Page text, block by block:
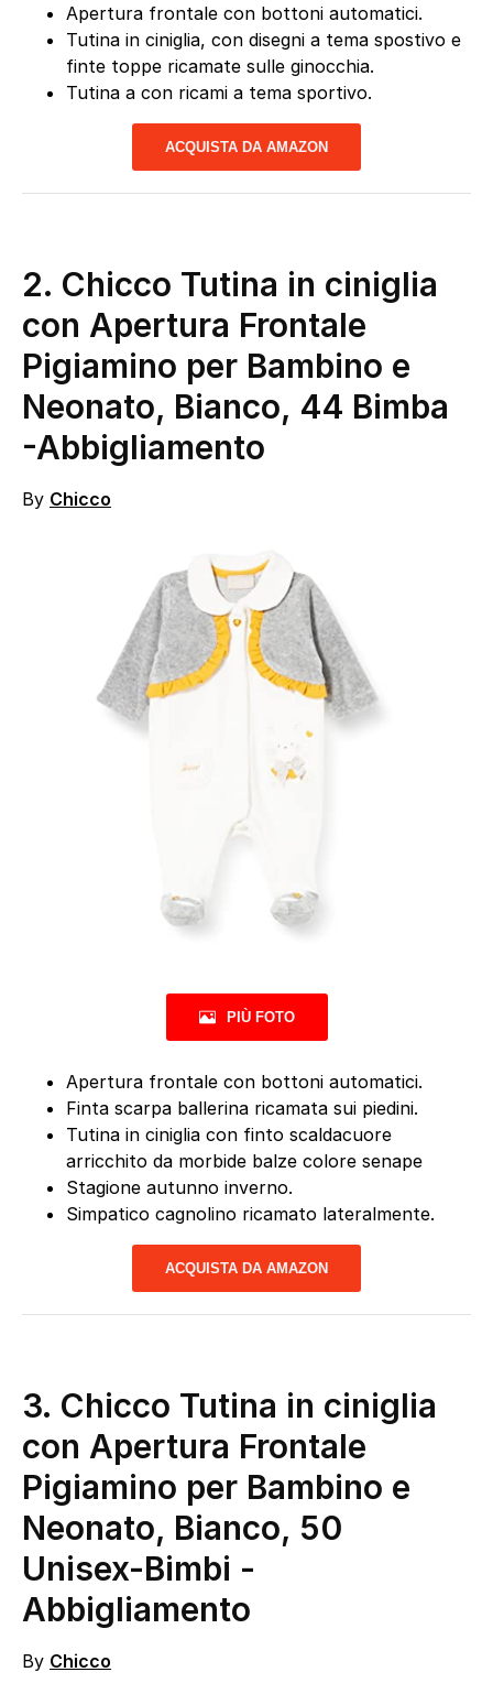
Apertura frontale con bottoni automatici.
Tutina in ciniglia, con disegni a tema spostivo e
finte toppe ricamate sulle ginocchia.
Tutina a con ricami a tema sportivo.
ACQUISTA DA AMAZON
2. Chicco Tutina in ciniglia
con Apertura Frontale
Pigiamino per Bambino e
Neonato, Bianco, 44 Bimba
-Abbigliamento
By Chicco
PIÙ FOTO
Apertura frontale con bottoni automatici.
Finta scarpa ballerina ricamata sui piedini.
Tutina in ciniglia con finto scaldacuore
arricchito da morbide balze colore senape
Stagione autunno inverno.
Simpatico cagnolino ricamato lateralmente.
ACQUISTA DA AMAZON
3. Chicco Tutina in ciniglia
con Apertura Frontale
Pigiamino per Bambino e
Neonato, Bianco, 50
Unisex-Bimbi -
Abbigliamento
By Chicco